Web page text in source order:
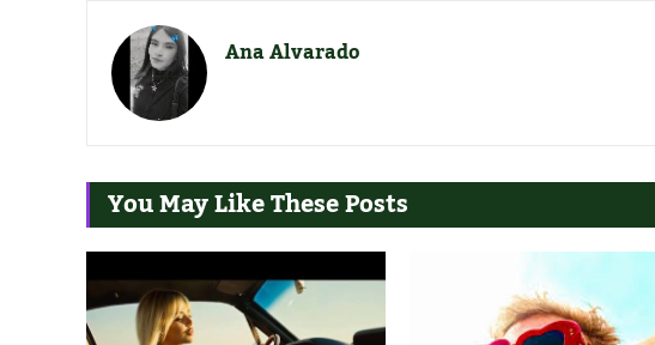
Ana Alvarado
You May Like These Posts